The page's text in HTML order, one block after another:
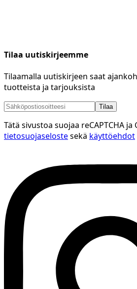
Tilaa uutiskirjeemme
Tilaamalla uutiskirjeen saat
tuotteista ja tarjouksista
Tilaa
Tätä sivustoa suojaa reCAPTCHA ja
tietosuojaselostesekä käyttöehdot